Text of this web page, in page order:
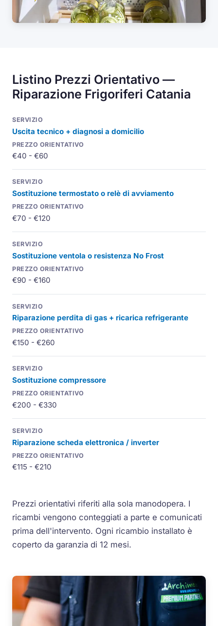
Listino Prezzi Orientativo —
Riparazione Frigoriferi Catania
Uscita tecnico + diagnosi a domicilio
€40 - €60
Sostituzione termostato o relè di avviamento
€70 - €120
Sostituzione ventola o resistenza No Frost
€90 - €160
Riparazione perdita di gas + ricarica refrigerante
€150 - €260
Sostituzione compressore
€200 - €330
Riparazione scheda elettronica / inverter
€115 - €210
Prezzi orientativi riferiti alla sola manodopera. I
ricambi vengono conteggiati a parte e comunicati
prima dell'intervento. Ogni ricambio installato è
coperto da garanzia di 12 mesi.